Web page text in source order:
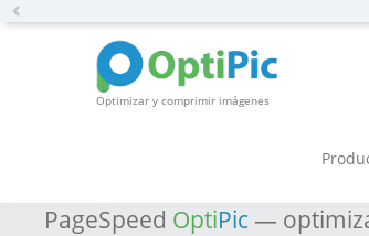
Optimizar y comprimir imágenes
Acelere
PageSpeed OptiPic —